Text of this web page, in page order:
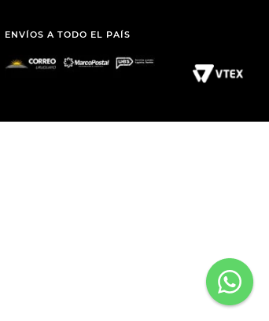
ENVÍOS A TODO EL PAÍS